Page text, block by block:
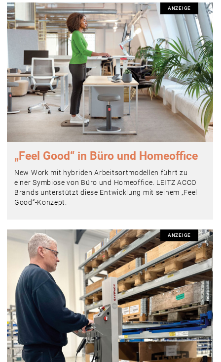
ANZEIGE
„Feel Good“ in Büro und Homeoffice
New Work mit hybriden Arbeitsortmodellen führt zu
einer Symbiose von Büro und Homeoffice. LEITZ ACCO
Brands unterstützt diese Entwicklung mit seinem „Feel
Good“-Konzept.
ANZEIGE